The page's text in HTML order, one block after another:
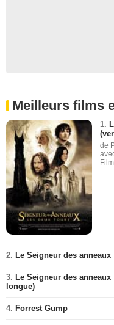
Meilleurs films
1.
de
2. Le Seigneur des
3. Le Seigneur des
longue)
4. Forrest Gump